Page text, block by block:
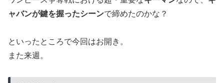
ャバンが鍵を握ったシーンで締めたのかな？
といったところで今回はお開き。
また来週。